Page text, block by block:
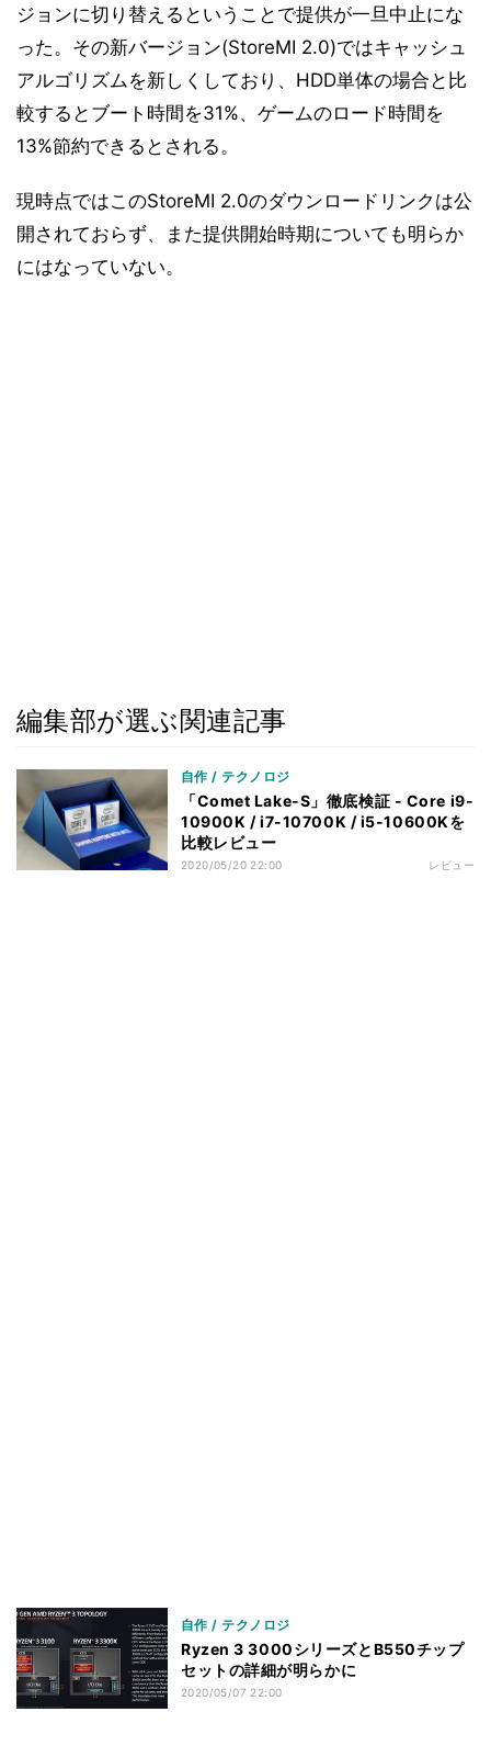
ジョンに切り替えるということで提供が一旦中止にな
った。その新バージョン(StoreMI 2.0)ではキャッシュ
アルゴリズムを新しくしており、HDD単体の場合と比
較するとブート時間を31%、ゲームのロード時間を
13%節約できるとされる。
現時点ではこのStoreMI 2.0のダウンロードリンクは公
開されておらず、また提供開始時期についても明らか
にはなっていない。
編集部が選ぶ関連記事
自作 / テクノロジ
「Comet Lake-S」徹底検証 - Core i9-
10900K / i7-10700K / i5-10600Kを
比較レビュー
2020/05/20 22:00 レビュー
自作 / テクノロジ
Ryzen 3 3000シリーズとB550チップ
セットの詳細が明らかに
2020/05/07 22:00